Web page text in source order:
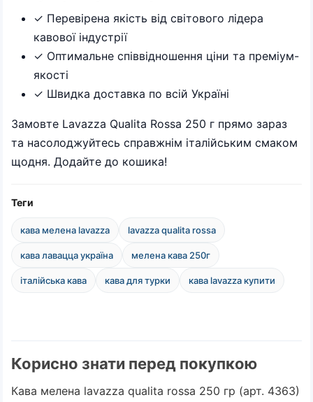
✓ Перевірена якість від світового лідера
кавової індустрії
✓ Оптимальне співвідношення ціни та преміум-
якості
✓ Швидка доставка по всій Україні
Замовте Lavazza Qualita Rossa 250 г прямо зараз
та насолоджуйтесь справжнім італійським смаком
щодня. Додайте до кошика!
Теги
кава мелена lavazza lavazza qualita rossa
кава лавацца україна мелена кава 250г
італійська кава кава для турки кава lavazza купити
Корисно знати перед покупкою
Кава мелена lavazza qualita rossa 250 гр (арт. 4363)